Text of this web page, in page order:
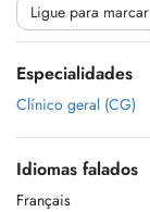
Ligue para marcar
Especialidades
Clínico geral (CG)
Idiomas falados
Français